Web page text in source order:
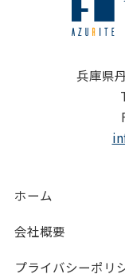
兵庫県
ホーム
会社概要
プライバシーポリ